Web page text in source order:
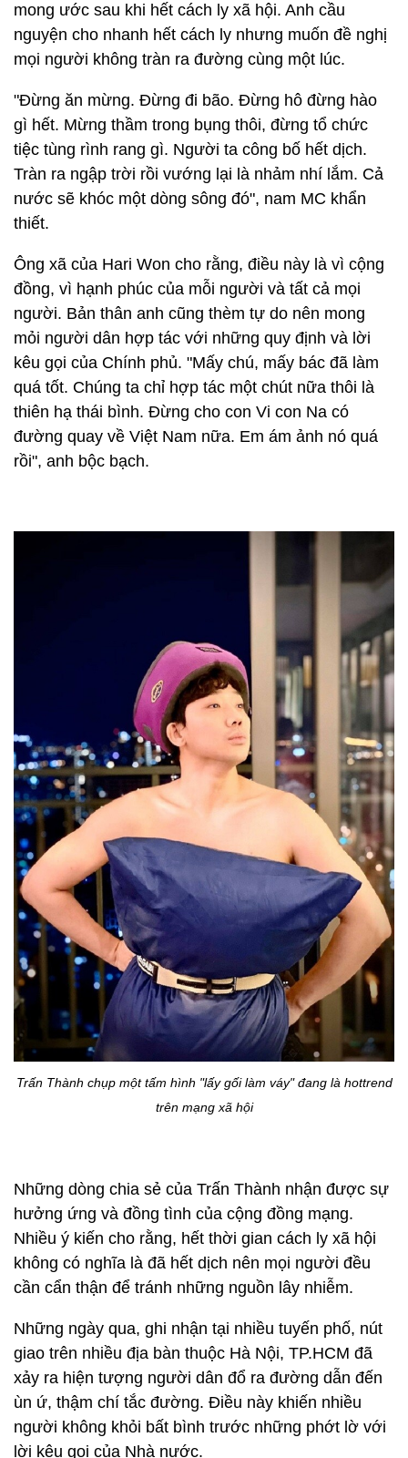
mong ước sau khi hết cách ly xã hội. Anh cầu
nguyện cho nhanh hết cách ly nhưng muốn đề nghị
mọi người không tràn ra đường cùng một lúc.
"Đừng ăn mừng. Đừng đi bão. Đừng hô đừng hào
gì hết. Mừng thầm trong bụng thôi, đừng tổ chức
tiệc tùng rình rang gì. Người ta công bố hết dịch.
Tràn ra ngập trời rồi vướng lại là nhảm nhí lắm. Cả
nước sẽ khóc một dòng sông đó", nam MC khẩn
thiết.
Ông xã của Hari Won cho rằng, điều này là vì cộng
đồng, vì hạnh phúc của mỗi người và tất cả mọi
người. Bản thân anh cũng thèm tự do nên mong
mỏi người dân hợp tác với những quy định và lời
kêu gọi của Chính phủ. "Mấy chú, mấy bác đã làm
quá tốt. Chúng ta chỉ hợp tác một chút nữa thôi là
thiên hạ thái bình. Đừng cho con Vi con Na có
đường quay về Việt Nam nữa. Em ám ảnh nó quá
rồi", anh bộc bạch.
Trấn Thành chụp một tấm hình "lấy gối làm váy" đang là hottrend
trên mạng xã hội
Những dòng chia sẻ của Trấn Thành nhận được sự
hưởng ứng và đồng tình của cộng đồng mạng.
Nhiều ý kiến cho rằng, hết thời gian cách ly xã hội
không có nghĩa là đã hết dịch nên mọi người đều
cần cẩn thận để tránh những nguồn lây nhiễm.
Những ngày qua, ghi nhận tại nhiều tuyến phố, nút
giao trên nhiều địa bàn thuộc Hà Nội, TP.HCM đã
xảy ra hiện tượng người dân đổ ra đường dẫn đến
ùn ứ, thậm chí tắc đường. Điều này khiến nhiều
người không khỏi bất bình trước những phớt lờ với
lời kêu gọi của Nhà nước.